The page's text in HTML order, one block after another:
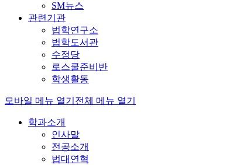
SM뉴스
관련기관
법학연구소
법학도서관
수정당
로스쿨준비반
학생활동
모바일 메뉴 열기 전체 메뉴 열기
학과소개
인사말
전공소개
법대연혁